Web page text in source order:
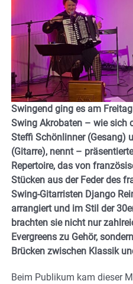
Swingend ging es am
Swing Akrobaten – wie sich
Steffi Schönlinner (Gesang)
(Gitarre), nennt –
Repertoire, das von
Stücken aus der Feder des
Swing-Gitarristen Django
arrangiert und im Stil der
brachten sie nicht nur
Evergreens zu Gehör,
Brücken zwischen Klassik
Beim Publikum kam dieser